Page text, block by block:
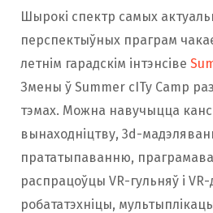
Шырокі спектр самых
перспектыўных праграм
летнім гарадскім інтэнсіве
Змены ў Summer cITy Camp
тэмах. Можна навучыцца
вынаходніцтву, 3d-
прататыпаванню,
распрацоўцы VR-гульняў і
робататэхніцы,